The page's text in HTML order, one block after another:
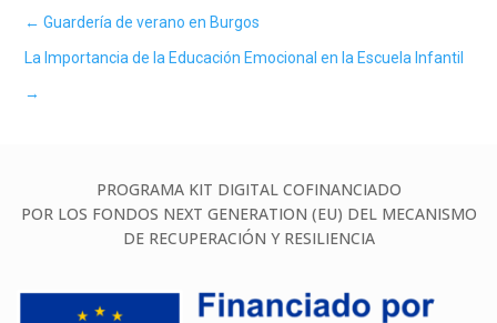
←Guardería de verano en Burgos
La Importancia de la Educación Emocional en la Escuela Infantil
→
PROGRAMA KIT DIGITAL COFINANCIADO
POR LOS FONDOS NEXT GENERATION (EU) DEL MECANISMO
DE RECUPERACIÓN Y RESILIENCIA